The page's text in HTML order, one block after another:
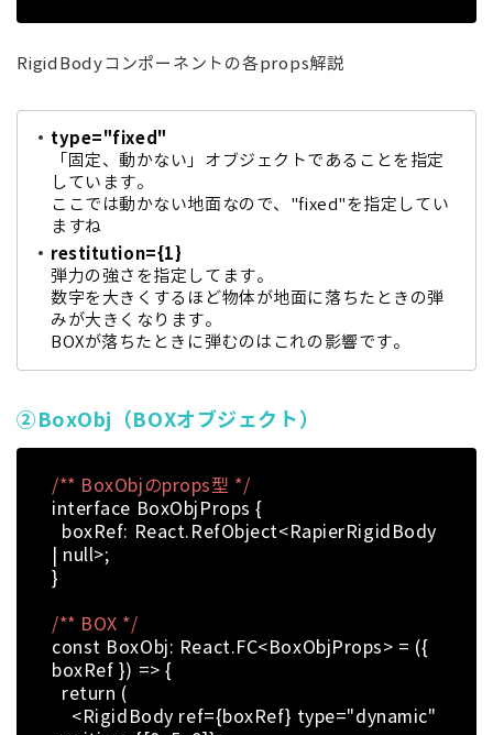
RigidBodyコンポーネントの各props解説
type="fixed"
「固定、動かない」オブジェクトであることを指定
しています。
ここでは動かない地面なので、"fixed"を指定してい
ますね
restitution={1}
弾力の強さを指定してます。
数字を大きくするほど物体が地面に落ちたときの弾
みが大きくなります。
BOXが落ちたときに弾むのはこれの影響です。
②BoxObj（BOXオブジェクト）
/** BoxObjのprops型 */
interface BoxObjProps {
boxRef: React.RefObject<RapierRigidBody
| null>;
}
/** BOX */
const BoxObj: React.FC<BoxObjProps> = ({
boxRef }) => {
return (
<RigidBody ref={boxRef} type="dynamic"